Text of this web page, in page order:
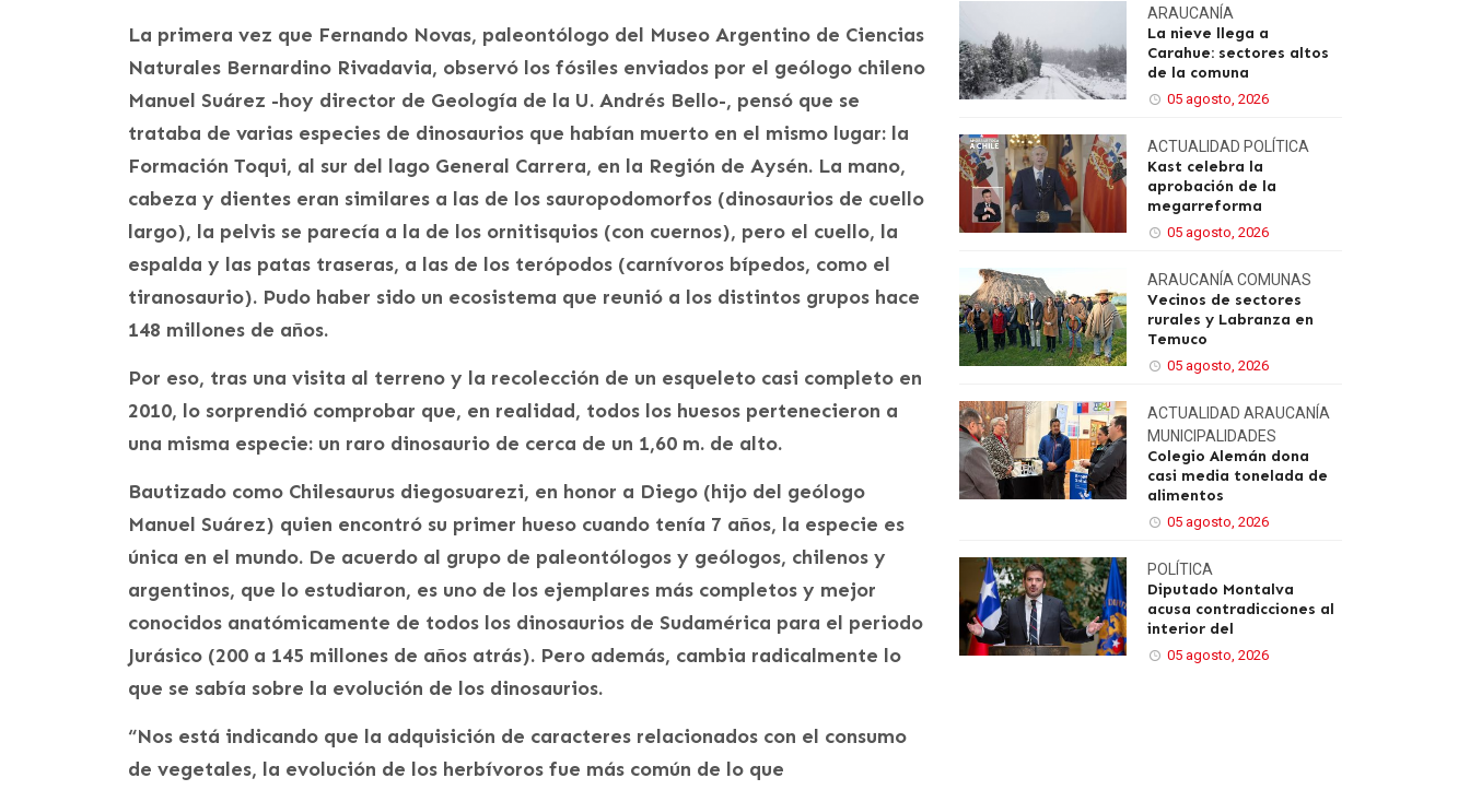
La primera vez que Fernando Novas, paleontólogo del Museo Argentino de Ciencias
Naturales Bernardino Rivadavia, observó los fósiles enviados por el geólogo chileno
Manuel Suárez -hoy director de Geología de la U. Andrés Bello-, pensó que se
trataba de varias especies de dinosaurios que habían muerto en el mismo lugar: la
Formación Toqui, al sur del lago General Carrera, en la Región de Aysén. La mano,
cabeza y dientes eran similares a las de los sauropodomorfos (dinosaurios de cuello
largo), la pelvis se parecía a la de los ornitisquios (con cuernos), pero el cuello, la
espalda y las patas traseras, a las de los terópodos (carnívoros bípedos, como el
tiranosaurio). Pudo haber sido un ecosistema que reunió a los distintos grupos hace
148 millones de años.
Por eso, tras una visita al terreno y la recolección de un esqueleto casi completo en
2010, lo sorprendió comprobar que, en realidad, todos los huesos pertenecieron a
una misma especie: un raro dinosaurio de cerca de un 1,60 m. de alto.
Bautizado como Chilesaurus diegosuarezi, en honor a Diego (hijo del geólogo
Manuel Suárez) quien encontró su primer hueso cuando tenía 7 años, la especie es
única en el mundo. De acuerdo al grupo de paleontólogos y geólogos, chilenos y
argentinos, que lo estudiaron, es uno de los ejemplares más completos y mejor
conocidos anatómicamente de todos los dinosaurios de Sudamérica para el periodo
Jurásico (200 a 145 millones de años atrás). Pero además, cambia radicalmente lo
que se sabía sobre la evolución de los dinosaurios.
“Nos está indicando que la adquisición de caracteres relacionados con el consumo
de vegetales, la evolución de los herbívoros fue más común de lo que
ARAUCANÍA
La nieve llega a
Carahue: sectores altos
de la comuna
05 agosto, 2026
ACTUALIDAD POLÍTICA
Kast celebra la
aprobación de la
megarreforma
05 agosto, 2026
ARAUCANÍA COMUNAS
Vecinos de sectores
rurales y Labranza en
Temuco
05 agosto, 2026
ACTUALIDAD ARAUCANÍA
MUNICIPALIDADES
Colegio Alemán dona
casi media tonelada de
alimentos
05 agosto, 2026
POLÍTICA
Diputado Montalva
acusa contradicciones al
interior del
05 agosto, 2026